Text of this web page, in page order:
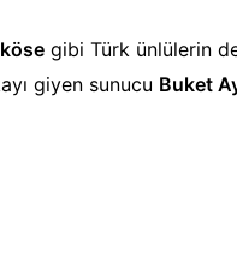
gibi Türk ünlülerin
giyen sunucu Buket